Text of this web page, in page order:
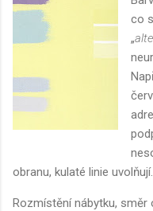
co
„
obranu, kulaté linie uvolňují.
Rozmístění nábytku, směr